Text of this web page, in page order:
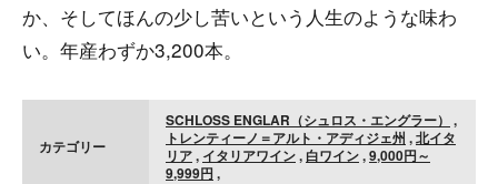
か、そしてほんの少し苦いという人生のような味わ
い。年産わずか3,200本。
カテゴリー
SCHLOSS ENGLAR（シュロス・エングラー） ,
トレンティーノ＝アルト・アディジェ州 ,北イタ
リア, イタリアワイン, 白ワイン,9,000円～
9,999円 ,